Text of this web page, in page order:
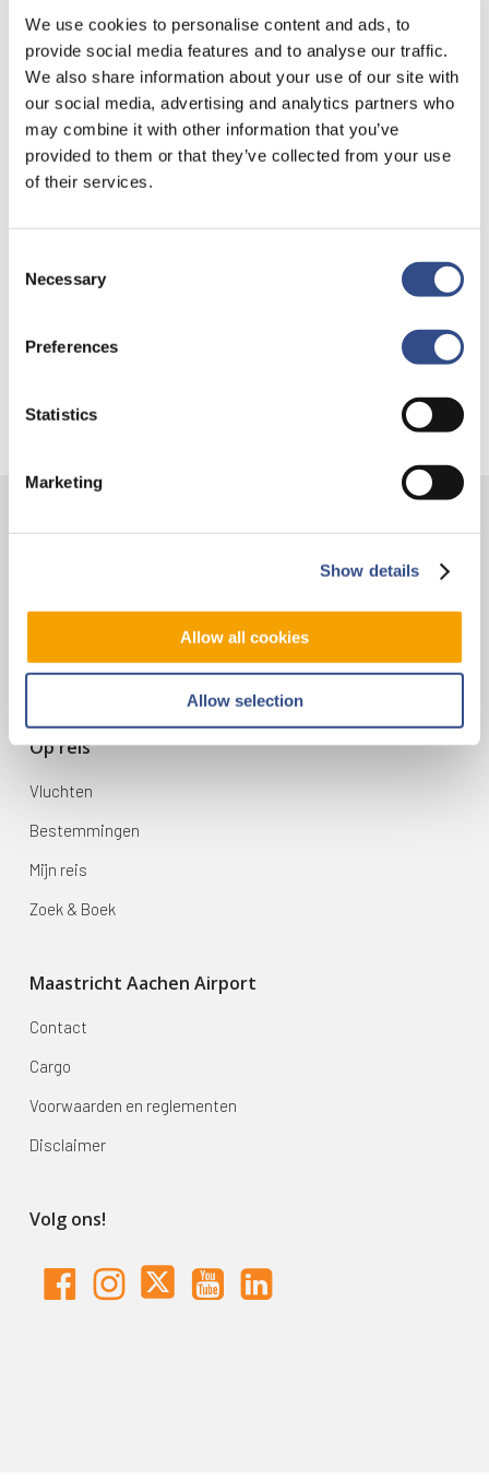
We use cookies to personalise content and ads, to
provide social media features and to analyse our traffic.
We also share information about your use of our site with
our social media, advertising and analytics partners who
may combine it with other information that you’ve
provided to them or that they’ve collected from your use
of their services.
Selection
Necessary
Preferences
Statistics
Marketing
Show details
Allow all cookies
Allow selection
Recente berichten
Trainingsvlucht 4 augustus
intelligent exoskelet ondersteunt vrachtafhandeling
Je kunt je nu aanmelden voor onze Burendag 2026!
Trainingsvlucht KLM
6199 AD Maastricht Airport
infodesk@maa.nl
Op reis
Vluchten
Bestemmingen
Mijn reis
Zoek & Boek
Maastricht Aachen Airport
Contact
Cargo
Voorwaarden en reglementen
Disclaimer
Volg ons!